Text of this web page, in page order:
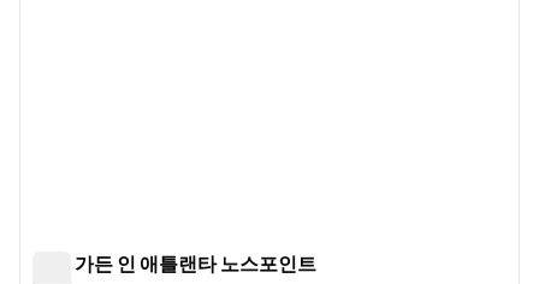
힐튼 가든 인 애틀랜타 노스포인트